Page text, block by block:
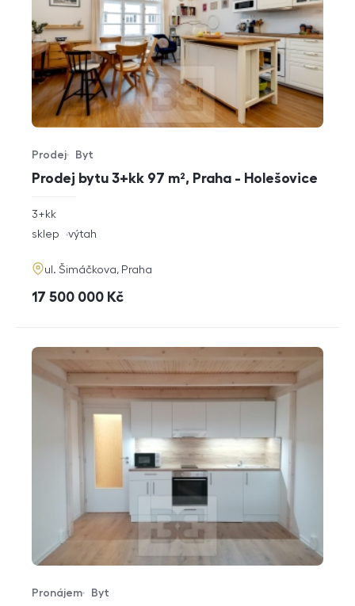
Prodej bytu 3+kk 97 m², Praha - Holešovice
Typ nabídky
Prodej
Typ nemovitosti
Byt
rozměry
dispozice
3+kk
funkce
sklep výtah
adresa
ul. Šimáčkova, Praha
cena
17 500 000 Kč
Typ nabídky
Pronájem
Typ nemovitosti
Byt